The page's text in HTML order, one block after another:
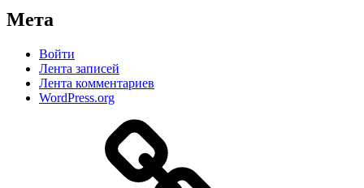
Мета
Войти
Лента записей
Лента комментариев
WordPress.org